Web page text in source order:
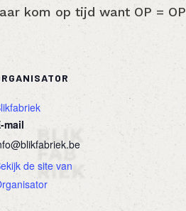
kom op tijd want OP =
mail
de site van